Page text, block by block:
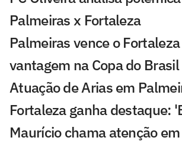
Palmeiras x Fortaleza
Palmeiras vence o
vantagem na Copa do Brasil
Atuação de Arias em
Fortaleza ganha destaque:
Maurício chama atenção